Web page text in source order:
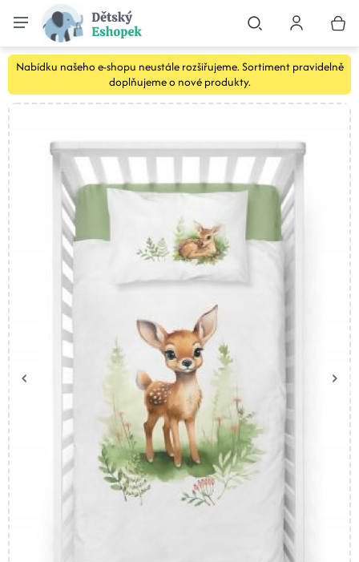
Nabídku našeho e-shopu neustále rozšiřujeme. Sortiment pravidelně
doplňujeme o nové produkty.